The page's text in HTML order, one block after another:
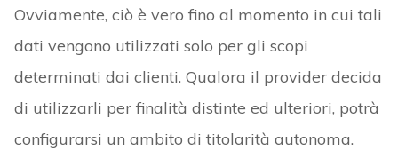
Ovviamente, ciò è vero fino al momento in cui tali
dati vengono utilizzati solo per gli scopi
determinati dai clienti. Qualora il provider decida
di utilizzarli per finalità distinte ed ulteriori, potrà
configurarsi un ambito di titolarità autonoma.